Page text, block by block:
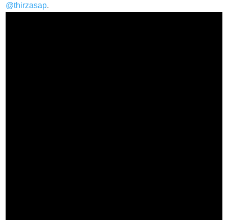
@thirzasap.